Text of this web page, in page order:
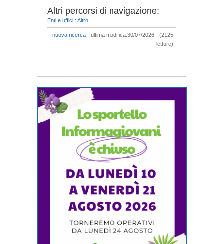
Altri percorsi di navigazione:
Enti e uffici : Altro
nuova ricerca - ultima modifica:30/07/2026 - (2125
letture)